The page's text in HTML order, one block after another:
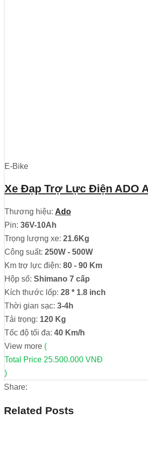
E-Bike
Xe Đạp Trợ Lực Điện ADO
Thương hiệu: Ado
Pin: 36V-10Ah
Trọng lượng xe: 21.6Kg
Công suất: 250W - 500W
Km trợ lực điện: 80 - 90 Km
Hộp số: Shimano 7 cấp
Kích thước lốp: 28 * 1.8 inch
Thời gian sạc: 3-4h
Tải trọng: 120 Kg
Tốc độ tối đa: 40 Km/h
View more (
Total Price 25.500.000 VNĐ
)
Share:
Related Posts